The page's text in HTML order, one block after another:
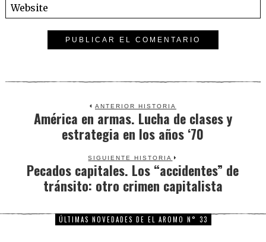
ANTERIOR HISTORIA
Previous
post:
América en armas. Lucha de clases y
estrategia en los años ‘70
SIGUIENTE HISTORIA
Next
post:
Pecados capitales. Los “accidentes” de
tránsito: otro crimen capitalista
ÚLTIMAS NOVEDADES DE EL AROMO N° 33